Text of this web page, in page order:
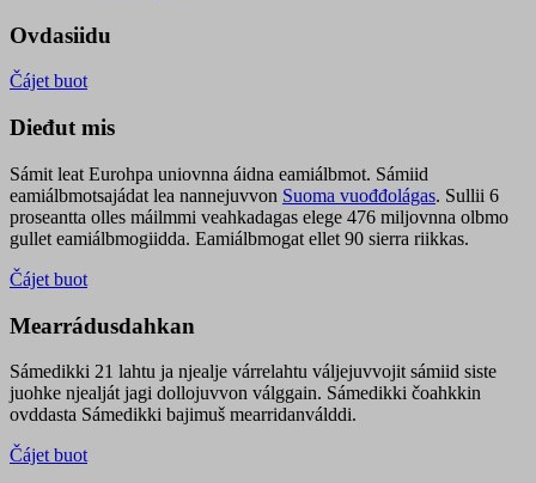
Ovdasiidu
Čájet buot
Dieđut mis
Sámit leat Eurohpa uniovnna áidna eamiálbmot. Sámiid
eamiálbmotsajádat lea nannejuvvon Suoma vuođđolágas. Sullii 6
proseantta olles máilmmi veahkadagas elege 476 miljovnna olbmo
gullet eamiálbmogiidda. Eamiálbmogat ellet 90 sierra riikkas.
Čájet buot
Mearrádusdahkan
Sámedikki 21 lahtu ja njealje várrelahtu váljejuvvojit sámiid siste
juohke njealját jagi dollojuvvon válggain. Sámedikki čoahkkin
ovddasta Sámedikki bajimuš mearridanválddi.
Čájet buot